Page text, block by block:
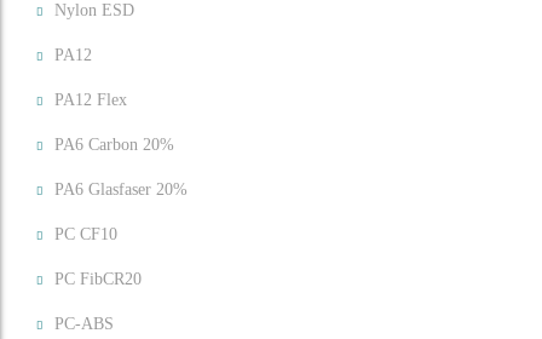
Nylon ESD
PA12
PA12 Flex
PA6 Carbon 20%
PA6 Glasfaser 20%
PC CF10
PC FibCR20
PC-ABS